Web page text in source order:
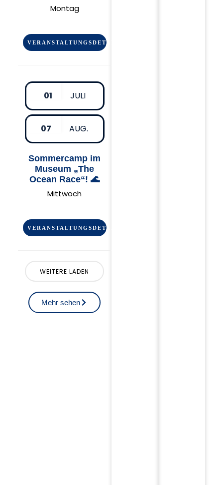
Montag
VERANSTALTUNGSDETAIL
01 JULI
07 AUG.
Sommercamp im
Museum „The
Ocean Race“! 🌊
Mittwoch
VERANSTALTUNGSDETAIL
WEITERE LADEN
Mehr sehen